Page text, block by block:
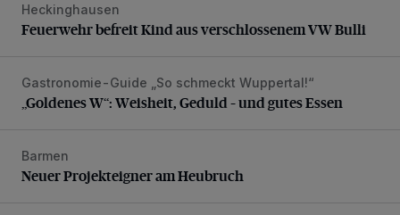
Feuerwehr befreit Kind aus verschlossenem VW Bulli
Heckinghausen
Feuerwehr befreit Kind aus verschlossenem VW Bulli
„Goldenes W“: Weisheit, Geduld – und gutes Essen
Gastronomie-Guide „So schmeckt Wuppertal!“
„Goldenes W“: Weisheit, Geduld – und gutes Essen
Neuer Projekteigner am Heubruch
Barmen
Neuer Projekteigner am Heubruch